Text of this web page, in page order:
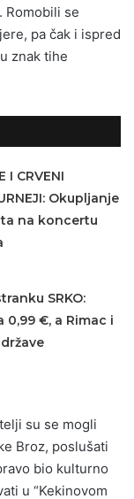
Romobili se
pa čak i ispred
znak tihe
I CRVENI
Okupljanje
na koncertu
SRKO:
0,99 €, a Rimac i
su se mogli
Broz, poslušati
bio kulturno
u “Kekinovom